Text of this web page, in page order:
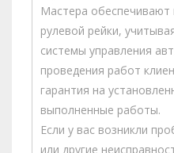
Мастера обеспечивают
рулевой рейки,
системы управления
проведения работ
гарантия на
выполненные работы.
Если у вас возникли
или другие